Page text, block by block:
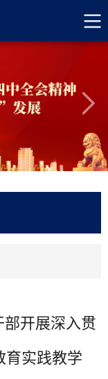
开展深入贯
育实践教学